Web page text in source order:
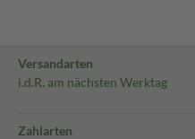
Versandarten
i.d.R. am nächsten Werktag
Zahlarten